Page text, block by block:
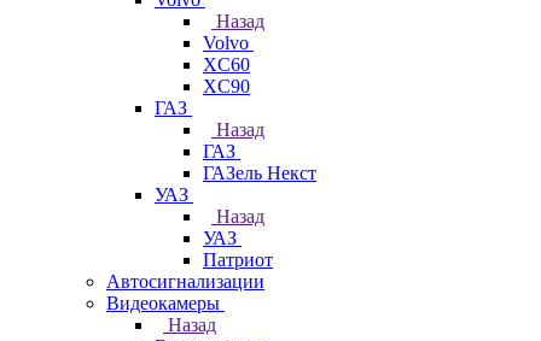
Назад
Volvo
XC60
XC90
ГАЗ
Назад
ГАЗ
ГАЗель Некст
УАЗ
Назад
УАЗ
Патриот
Автосигнализации
Видеокамеры
Назад